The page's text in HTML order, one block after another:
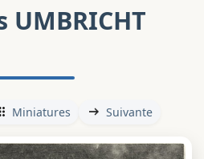
UMBRICHT
Miniatures Suivante